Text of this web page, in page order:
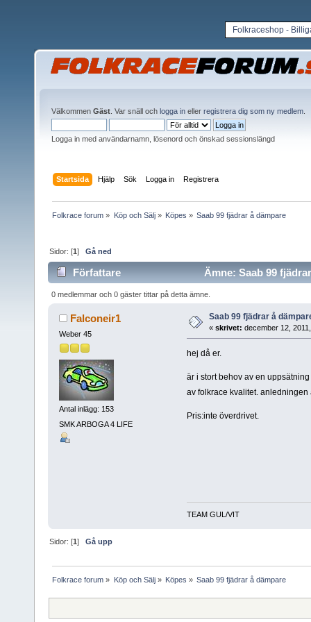
Folkraceshop -
Välkommen Gäst . Var snäll och logga in eller registrera dig som ny medlem
Logga in med användarnamn, lösenord och önskad sessionslängd
Startsida Hjälp Sök Logga in Registrera
Folkrace forum » Köp och Sälj» Köpes » Saab 99 fjädrar å dämpare
Sidor: [1]Gå ned
Författare Ämne: Saab 99
0 medlemmar och 0 gäster tittar på detta ämne.
Falconeir1
Weber 45
Antal inlägg: 153
SMK ARBOGA 4 LIFE
Saab 99 fjädrar å
« skrivet: december 12,
hej då er.
är i stort behov av en
av folkrace kvalitet.
Pris:inte överdrivet.
TEAM GUL/VIT
Sidor: [1]Gå upp
Folkrace forum » Köp och Sälj» Köpes » Saab 99 fjädrar å dämpare